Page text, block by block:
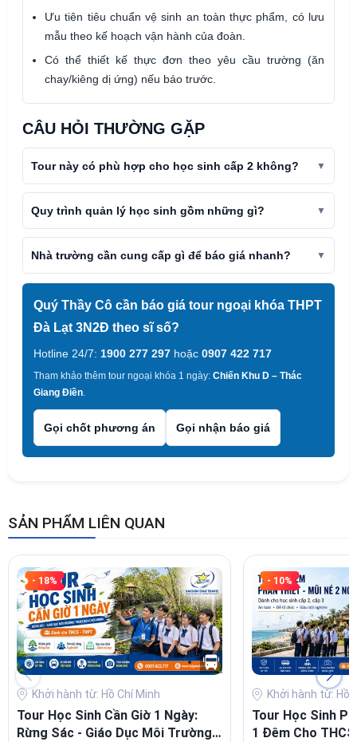
Ưu tiên tiêu chuẩn vệ sinh an toàn thực phẩm, có lưu
mẫu theo kế hoạch vận hành của đoàn.
Có thể thiết kế thực đơn theo yêu cầu trường (ăn
chay/kiêng dị ứng) nếu báo trước.
CÂU HỎI THƯỜNG GẶP
Tour này có phù hợp cho học sinh cấp 2 không?
Quy trình quản lý học sinh gồm những gì?
Nhà trường cần cung cấp gì để báo giá nhanh?
Quý Thầy Cô cần báo giá tour ngoại khóa THPT
Đà Lạt 3N2Đ theo sĩ số?
Hotline 24/7: 1900 277 297 hoặc 0907 422 717
Tham khảo thêm tour ngoại khóa 1 ngày: Chiến Khu D – Thác
Giang Điền.
Gọi chốt phương án Gọi nhận báo giá
SẢN PHẨM LIÊN QUAN
- 18%
Khởi hành từ: Hồ Chí Minh
Tour Học Sinh Cần Giờ 1 Ngày:
Rừng Sác - Giáo Dục Môi Trường
- 10%
Khởi hành từ: Hồ
Tour Học Sinh
1 Đêm Cho